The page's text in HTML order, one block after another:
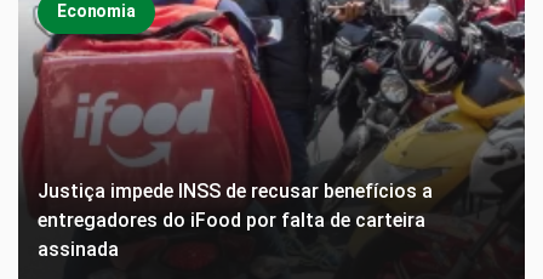
Economia
Justiça impede INSS de recusar benefícios a
entregadores do iFood por falta de carteira
assinada